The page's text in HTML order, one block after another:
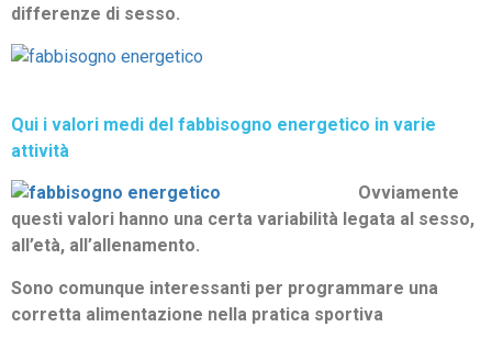
differenze di sesso.
Qui i valori medi del fabbisogno energetico in varie
attività
Ovviamente
questi valori hanno una certa variabilità legata al sesso,
all’età, all’allenamento.
Sono comunque interessanti per programmare una
corretta alimentazione nella pratica sportiva